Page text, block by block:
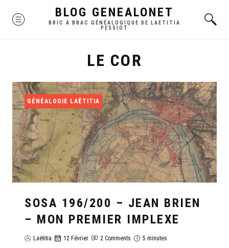
MENU BLOG GENEALONET
BRIC À BRAC GÉNÉALOGIQUE DE LAETITIA
PESSIOT
LE COR
GÉNÉALOGIE LAËTITIA
SOSA 196/200 – JEAN BRIEN
– MON PREMIER IMPLEXE
Laëtitia 12 Février 2 Comments 5 minutes